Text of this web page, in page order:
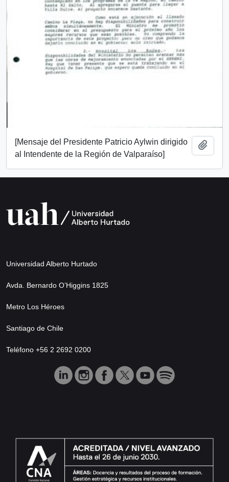
[Mensaje del Presidente Patricio Aylwin dirigido
al Intendente de la Región de Valparaíso]
Universidad Alberto Hurtado
Avda. Bernardo O’Higgins 1825
Metro Los Héroes
Santiago de Chile
Teléfono +56 2 2692 0200